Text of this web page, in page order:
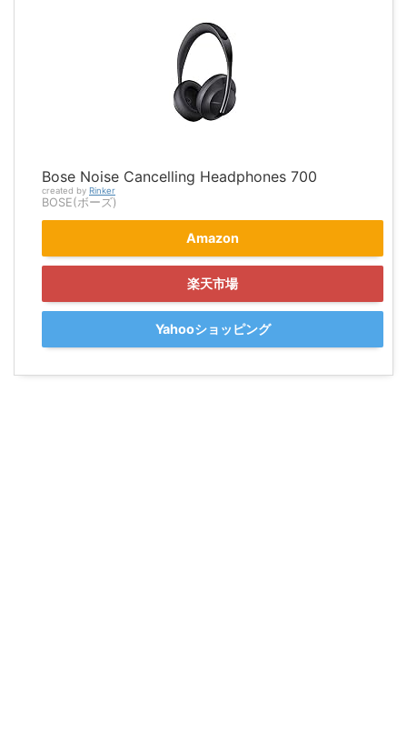
Bose Noise Cancelling Headphones 700
created by Rinker
BOSE(ボーズ)
Amazon
楽天市場
Yahooショッピング